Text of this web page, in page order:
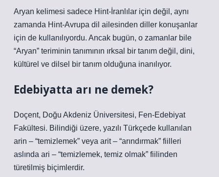
Aryan kelimesi sadece Hint-İranlılar için değil, aynı
zamanda Hint-Avrupa dil ailesinden diller konuşanlar
için de kullanılıyordu. Ancak bugün, o zamanlar bile
“Aryan” teriminin tanımının ırksal bir tanım değil, dini,
kültürel ve dilsel bir tanım olduğuna inanılıyor.
Edebiyatta arı ne demek?
Doçent, Doğu Akdeniz Üniversitesi, Fen-Edebiyat
Fakültesi. Bilindiği üzere, yazılı Türkçede kullanılan
arin – “temizlemek” veya arit – “arındırmak” fiilleri
aslında ari – “temizlemek, temiz olmak” fiilinden
türetilmiş biçimlerdir.